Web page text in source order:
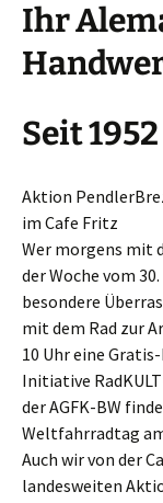
Ihr
Seit 1952
Aktion
im Cafe Fritz
Wer morgens mit
der Woche vom
besondere
mit dem Rad zur
10 Uhr eine
Initiative
der AGFK-BW
Weltfahrradtag
Auch wir von der
landesweiten